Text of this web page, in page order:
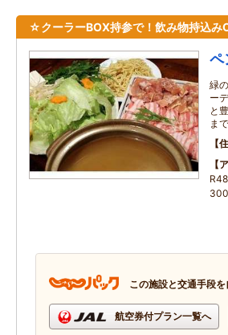
☆クーラーBOX持参で！飲み物持込み
ペ
緑
ー
と
ま
この施設と交通手段
航空券付プラン一覧へ